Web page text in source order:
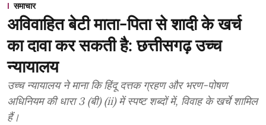
समाचार
अविवाहित बेटी माता-पिता से शादी के खर्च
का दावा कर सकती है: छत्तीसगढ़ उच्च
न्यायालय
उच्च न्यायालय ने माना कि हिंदू दत्तक ग्रहण और भरण-पोषण
अधिनियम की धारा 3 (बी) (ii) में स्पष्ट शब्दों में, विवाह के खर्चे शामिल
हैं।